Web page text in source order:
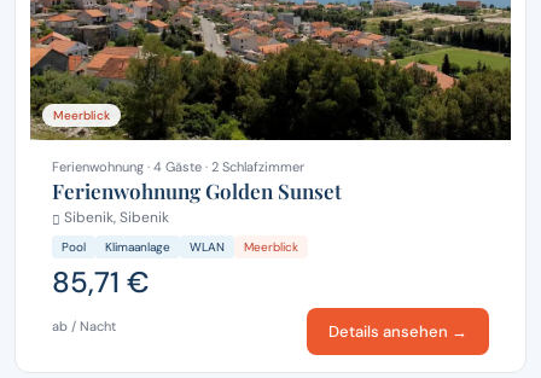
Meerblick
Ferienwohnung · 4 Gäste · 2 Schlafzimmer
Ferienwohnung Golden Sunset
Sibenik, Sibenik
Pool Klimaanlage WLAN Meerblick
85,71 €
ab / Nacht Details ansehen →